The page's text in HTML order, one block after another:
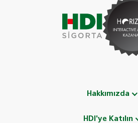
Hakkımızda
HDI'ye Katılın